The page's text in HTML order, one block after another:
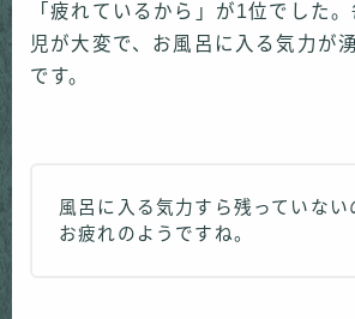
「疲れているから」が1位でした
児が大変で、お風呂に入る気力が
です。
風呂に入る気力すら残っていない
お疲れのようですね。